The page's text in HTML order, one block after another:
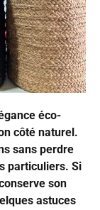
éco-
côté naturel.
sans perdre
particuliers. Si
son
astuces